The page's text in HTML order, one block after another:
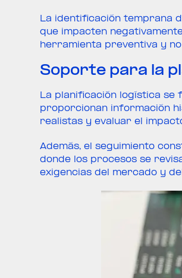
La identificación temprana
que impacten
herramienta preventiva y
Soporte para la
La planificación logística se
proporcionan información
realistas y evaluar el
Además, el seguimiento
donde los procesos se
exigencias del mercado y